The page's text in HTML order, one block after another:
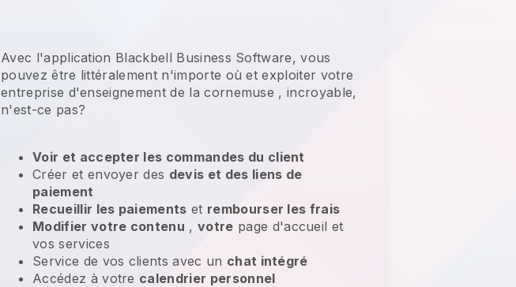
Avec l'application Blackbell Business Software, vous
pouvez être littéralement n'importe où etexploiter votre
entreprise d'enseignement de la cornemuse , incroyable,
n'est-ce pas?
Voir et accepter les commandes du client
Créer et envoyer des devis et des liens de
paiement
Recueillir les paiements et rembourser les frais
Modifier votre contenu ,votre page d'accueil et
vos services
Service de vos clients avec un chat intégré
Accédez à votre calendrier personnel